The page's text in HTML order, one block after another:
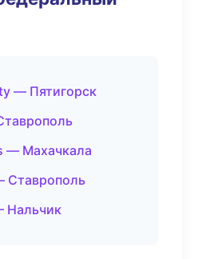
— Пятигорск
— Махачкала
Ставрополь
Нальчик